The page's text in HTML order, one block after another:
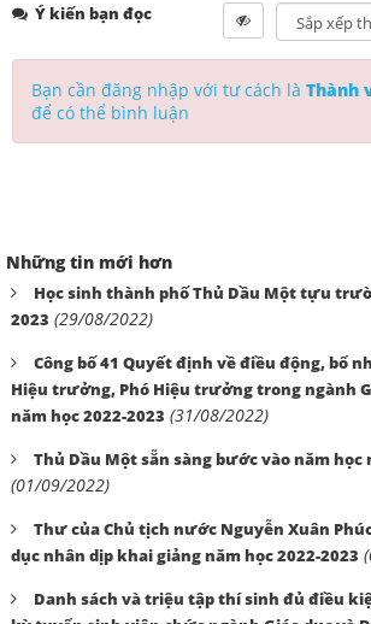
Ý kiến bạn đọc
Bạn cần đăng nhập với tư cách là Thành
để có thể bình luận
Những tin mới hơn
Học sinh thành phố Thủ Dầu Một tựu
2023 (29/08/2022)
Công bố 41 Quyết định về điều động, bổ
Hiệu trưởng, Phó Hiệu trưởng trong ngành
năm học 2022-2023 (31/08/2022)
Thủ Dầu Một sẵn sàng bước vào năm học
(01/09/2022)
Thư của Chủ tịch nước Nguyễn Xuân
dục nhân dịp khai giảng năm học 2022-2023
Danh sách và triệu tập thí sinh đủ điều